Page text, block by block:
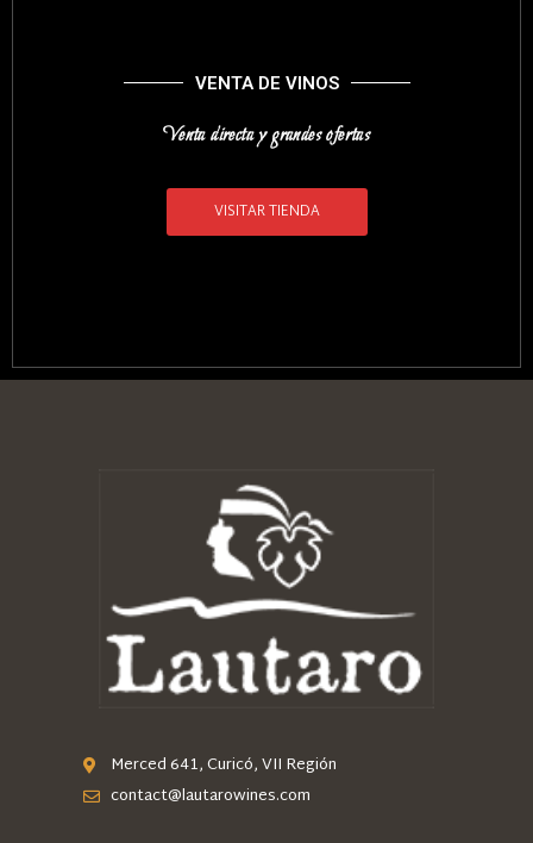
VENTA DE VINOS
Venta directa y grandes ofertas
VISITAR TIENDA
Merced 641, Curicó, VII Región
contact@lautarowines.com